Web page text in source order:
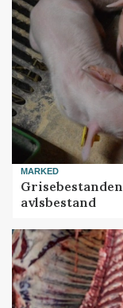
MARKED
avlsbestand